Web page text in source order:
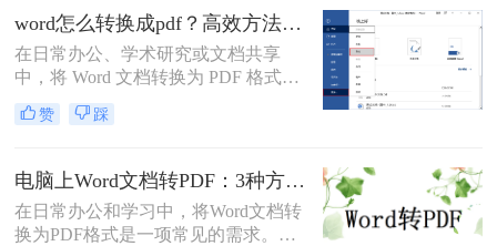
全性高的特点，成为文件归档、传阅
和打印的首选格式。然而，许多用户
仅知其一，不知其二，往往在转换过
程中遇到格式错乱、体积过大或无法
编辑等问题。
word怎么转换成pdf？高效方法与专业建议！
在日常办公、学术研究或文档共享
中，将 Word 文档转换为 PDF 格式已
成为刚需。PDF 格式的跨平台一致
性、防篡改特性和专业外观使其成为
转换成pdf呢？本文将深入探讨多种高
效转换方法，涵盖不同场景需求，助
您轻松实现完美转换。
赞 踩
电脑上Word文档转PDF：3种方法按文档复杂度选，公式多的别用在线工具！
在日常办公和学习中，将Word文档转
换为PDF格式是一项常见的需求。